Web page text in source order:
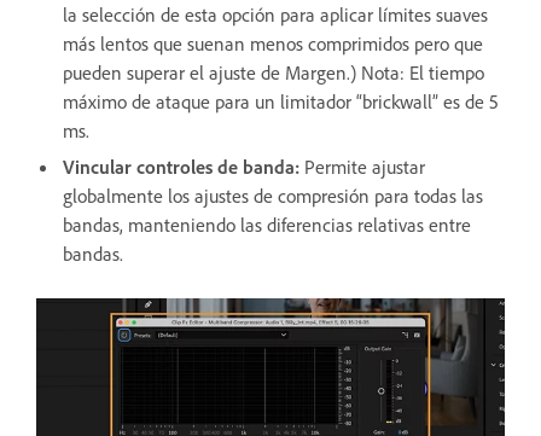
la selección de esta opción para aplicar límites suaves
más lentos que suenan menos comprimidos pero que
pueden superar el ajuste de Margen.) Nota: El tiempo
máximo de ataque para un limitador “brickwall” es de 5
ms.
Vincular controles de banda: Permite ajustar
globalmente los ajustes de compresión para todas las
bandas, manteniendo las diferencias relativas entre
bandas.